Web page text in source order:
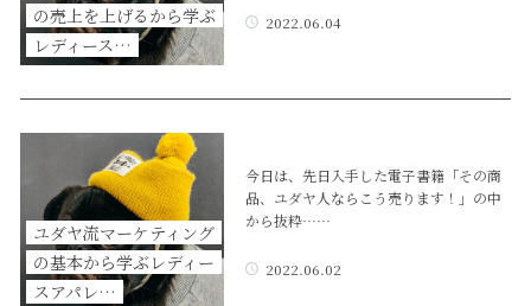
の売上を上げるから学ぶ
レディース…
2022.06.04
ユダヤ流マーケティング
の基本から学ぶレディー
スアパレ…
今日は、先日入手した電子書籍「その商
品、ユダヤ人ならこう売ります！」の中
から抜粋……
2022.06.02